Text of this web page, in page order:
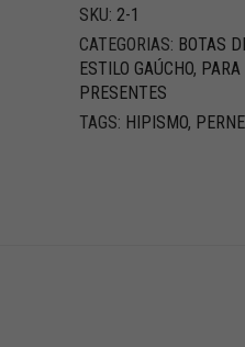
Tela
Listrada
Colorida
quantidade
SKU: 2-1
CATEGORIAS: BOTAS
ESTILO GAÚCHO, PARA
PRESENTES
TAGS: HIPISMO,